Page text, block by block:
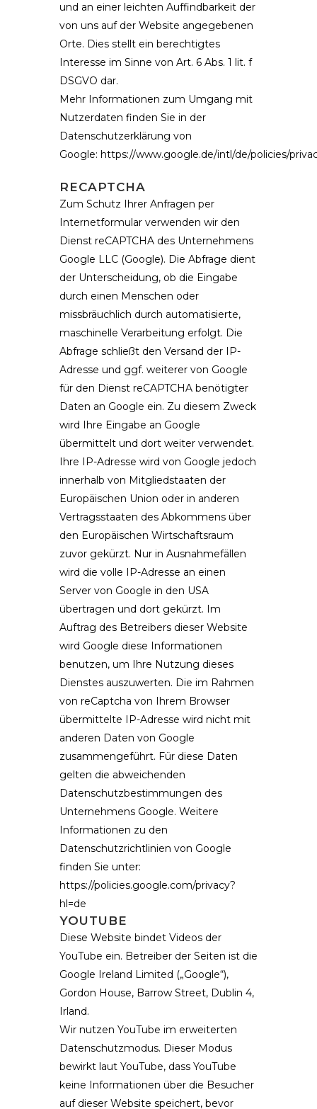
und an einer leichten Auffindbarkeit der
von uns auf der Website angegebenen
Orte. Dies stellt ein berechtigtes
Interesse im Sinne von Art. 6 Abs. 1 lit. f
DSGVO dar.
Mehr Informationen zum Umgang mit
Nutzerdaten finden Sie in der
Datenschutzerklärung von
Google: https://www.google.de/intl/de/policies/
RECAPTCHA
Zum Schutz Ihrer Anfragen per
Internetformular verwenden wir den
Dienst reCAPTCHA des Unternehmens
Google LLC (Google). Die Abfrage dient
der Unterscheidung, ob die Eingabe
durch einen Menschen oder
missbräuchlich durch automatisierte,
maschinelle Verarbeitung erfolgt. Die
Abfrage schließt den Versand der IP-
Adresse und ggf. weiterer von Google
für den Dienst reCAPTCHA benötigter
Daten an Google ein. Zu diesem Zweck
wird Ihre Eingabe an Google
übermittelt und dort weiter verwendet.
Ihre IP-Adresse wird von Google jedoch
innerhalb von Mitgliedstaaten der
Europäischen Union oder in anderen
Vertragsstaaten des Abkommens über
den Europäischen Wirtschaftsraum
zuvor gekürzt. Nur in Ausnahmefällen
wird die volle IP-Adresse an einen
Server von Google in den USA
übertragen und dort gekürzt. Im
Auftrag des Betreibers dieser Website
wird Google diese Informationen
benutzen, um Ihre Nutzung dieses
Dienstes auszuwerten. Die im Rahmen
von reCaptcha von Ihrem Browser
übermittelte IP-Adresse wird nicht mit
anderen Daten von Google
zusammengeführt. Für diese Daten
gelten die abweichenden
Datenschutzbestimmungen des
Unternehmens Google. Weitere
Informationen zu den
Datenschutzrichtlinien von Google
finden Sie unter:
https://policies.google.com/privacy?
hl=de
YOUTUBE
Diese Website bindet Videos der
YouTube ein. Betreiber der Seiten ist die
Google Ireland Limited („Google“),
Gordon House, Barrow Street, Dublin 4,
Irland.
Wir nutzen YouTube im erweiterten
Datenschutzmodus. Dieser Modus
bewirkt laut YouTube, dass YouTube
keine Informationen über die Besucher
auf dieser Website speichert, bevor